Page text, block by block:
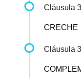
Cláusula
CRECHE
Cláusula